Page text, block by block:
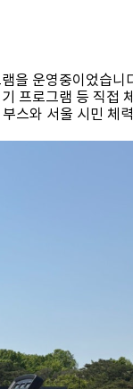
을 운영중이었습
프로그램 등 직접
스와 서울 시민 체